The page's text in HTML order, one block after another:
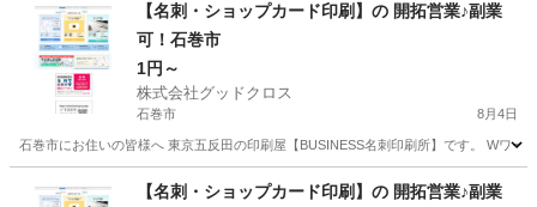
【名刺・ショップカード印刷】の 開拓営業♪副業
可！石巻市
1円～
株式会社グッドクロス
石巻市 8月4日
石巻市にお住いの皆様へ 東京五反田の印刷屋【BUSINESS名刺印刷所】です。 Wワ
営業
【名刺・ショップカード印刷】の 開拓営業♪副業